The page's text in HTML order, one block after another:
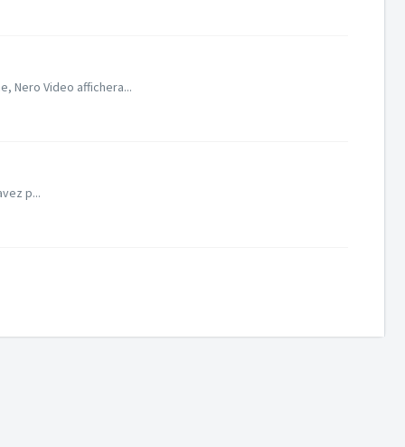
Nero Video affichera...
p...